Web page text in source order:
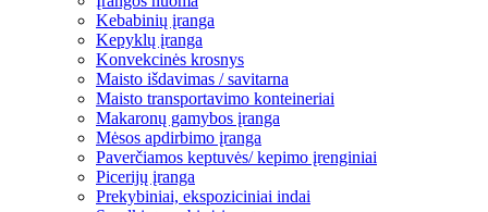
Kebabinių įranga
Kepyklų įranga
Konvekcinės krosnys
Maisto išdavimas / savitarna
Maisto transportavimo konteineriai
Makaronų gamybos įranga
Mėsos apdirbimo įranga
Paverčiamos keptuvės/ kepimo įrenginiai
Picerijų įranga
Prekybiniai, ekspoziciniai indai